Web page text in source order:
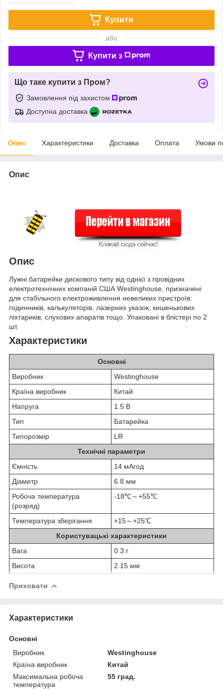
Купити
або
Купити з
Що таке купити з Пром?
Замовлення під захистом
Доступна доставка
Опис Характеристики Доставка Оплата Умови
Опис
Опис
Лужні батарейки дискового типу від однієї з провідних
електротехнічних компаній США Westinghouse, призначені
для стабільного електроживлення невеликих пристроїв:
годинників, калькуляторів, лазерних указок, кишенькових
ліхтариків, слухових апаратів тощо. Упаковані в блістері по 2
шт.
Характеристики
Основні
Виробник
Westinghouse
Країна виробник
Китай
Напруга
1.5 В
Тип
Батарейка
Типорозмір
LR
Технічні параметри
Ємність
14 мАгод
Діаметр
6.8 мм
Робоча температура
(розряд)
-18℃～+55℃
Температура зберігання
+15～+25℃
Користувацькі характеристики
Вага
0.3 г
Висота
2.15 мм
Приховати
Характеристики
Основні
Виробник
Westinghouse
Країна виробник
Китай
Максимальна робоча
температура
55 град.